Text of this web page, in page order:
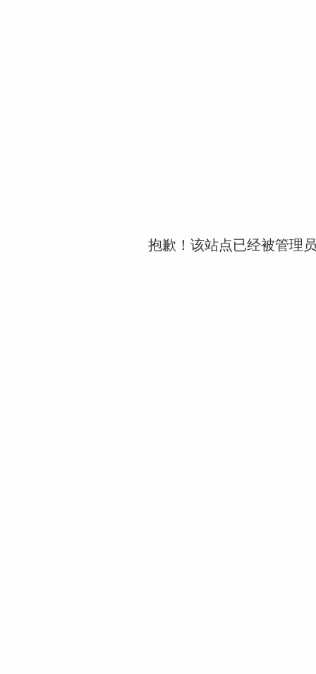
抱歉！该站点已经被管理